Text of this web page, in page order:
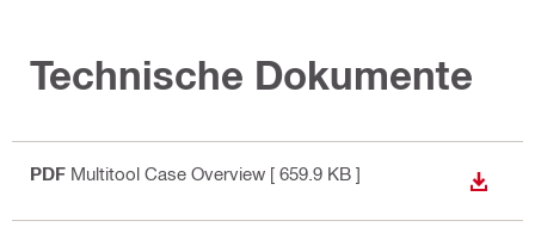
Technische Dokumente
PDF Multitool Case Overview [ 659.9 KB ]